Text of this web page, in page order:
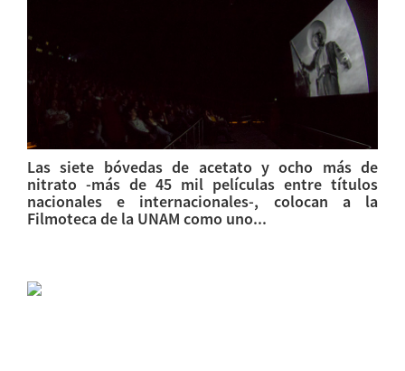
Las siete bóvedas de acetato y ocho más de
nitrato -más de 45 mil películas entre títulos
nacionales e internacionales-, colocan a la
Filmoteca de la UNAM como uno...